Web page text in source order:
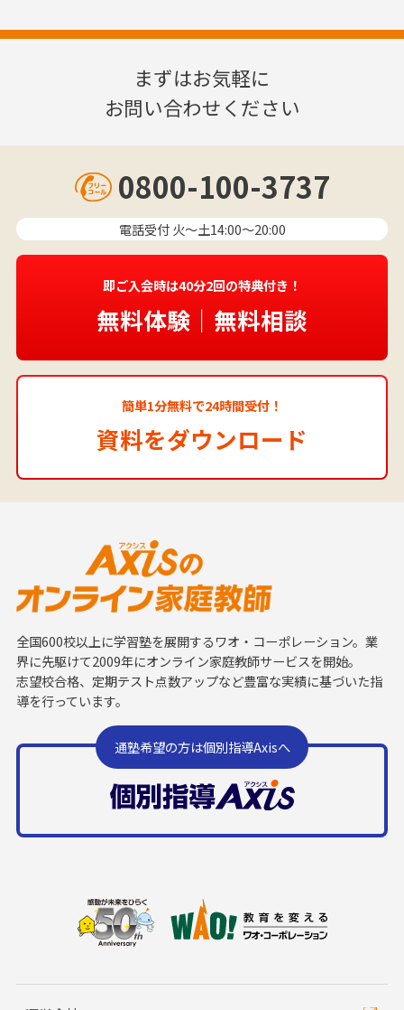
まずはお気軽に
お問い合わせください
0800-100-3737
電話受付 火〜土14:00～20:00
即ご入会時は40分2回の特典付き！
無料体験｜無料相談
簡単1分無料で24時間受付！
資料をダウンロード
全国600校以上に学習塾を展開するワオ・コーポレーション。業
界に先駆けて2009年にオンライン家庭教師サービスを開始。
志望校合格、定期テスト点数アップなど豊富な実績に基づいた指
導を行っています。
通塾希望の方は個別指導Axisへ